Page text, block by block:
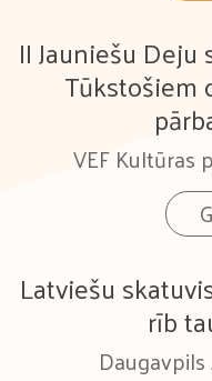
II Jauniešu
Tūkstošiem
VEF Kultūras
Latviešu
rīb